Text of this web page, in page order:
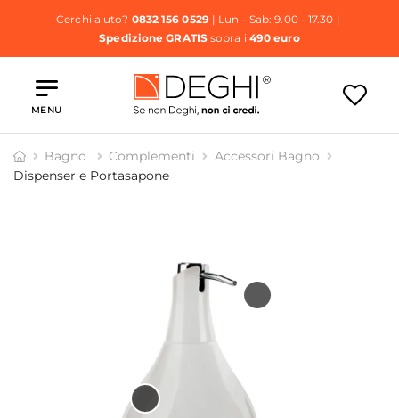
Cerchi aiuto? 0832 156 0529| Lun - Sab: 9.00 - 17.30 |
Spedizione GRATISsopra i 490 euro
MENU
Bagno Complementi
Accessori Bagno
Dispenser e Portasapone